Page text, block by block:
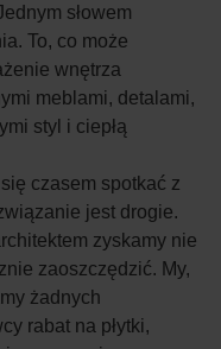
słowem
To, co może
wnętrza
meblami, detalami,
styl i ciepłą
czasem spotkać z
jest drogie.
zyskamy nie
zaoszczędzić. My,
żadnych
rabat na płytki,